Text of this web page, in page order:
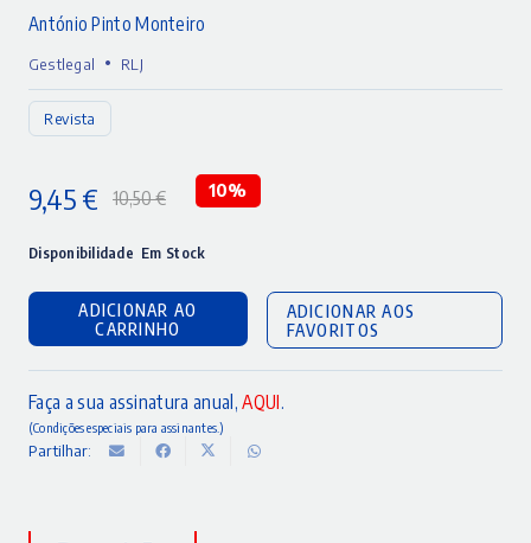
António Pinto Monteiro
Gestlegal • RLJ
Revista
10,50€
preço
original
era:
10,50 €.
9,45 €
preço
atual
é:
9,45 €.
10%
Disponibilidade Em Stock
ADICIONAR AO
CARRINHO
ADICIONAR AOS
FAVORITOS
Faça a sua assinatura anual,AQUI.
(Condições especiais para assinantes.)
Partilhar: